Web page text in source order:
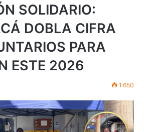
SOLIDARIO:
DOBLA CIFRA
PARA
ESTE 2026
1.650